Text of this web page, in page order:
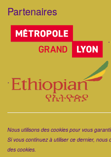
Partenaires
Corps
.
.
Nous utilisons des cookies pour vous
Si vous continuez à utiliser ce dernier,
des cookies.